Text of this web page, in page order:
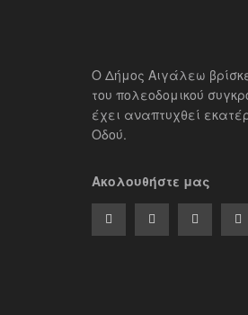
Ο Δήμος Αιγάλεω
του πολεοδομικού
έχει αναπτυχθεί
Οδού.
Ακολουθήστε μας